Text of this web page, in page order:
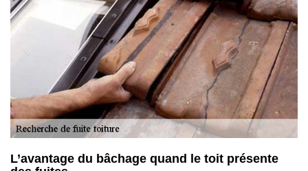
L’avantage du bâchage quand le toit présente